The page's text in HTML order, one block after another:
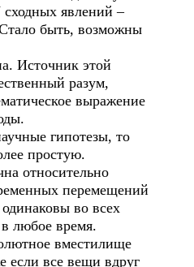
явлений –
быть, возможны
Источник этой
разум,
выражение
гипотезы, то
простую.
относительно
перемещений
во всех
любое время.
вместилище
если все вещи вдруг